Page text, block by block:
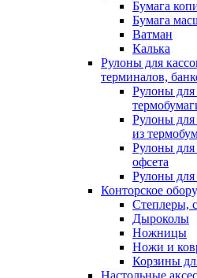
Бумага
Бумага
Ватман
Калька
Рулоны для
терминалов,
Рулоны для
Рулоны для
из
Рулоны для
офсета
Рулоны для
Конторское
Степлеры,
Дыроколы
Ножницы
Ножи и
Корзины
Настольные